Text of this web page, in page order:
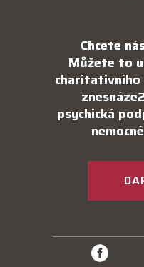
Chcete
Můžete to
psychická